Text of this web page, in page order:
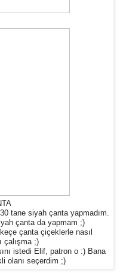
tane siyah çanta yapmadım.
çanta da yapmam ;)
çanta çiçeklerle nasıl
çalışma ;)
istedi Elif, patron o :) Bana
olanı seçerdim ;)